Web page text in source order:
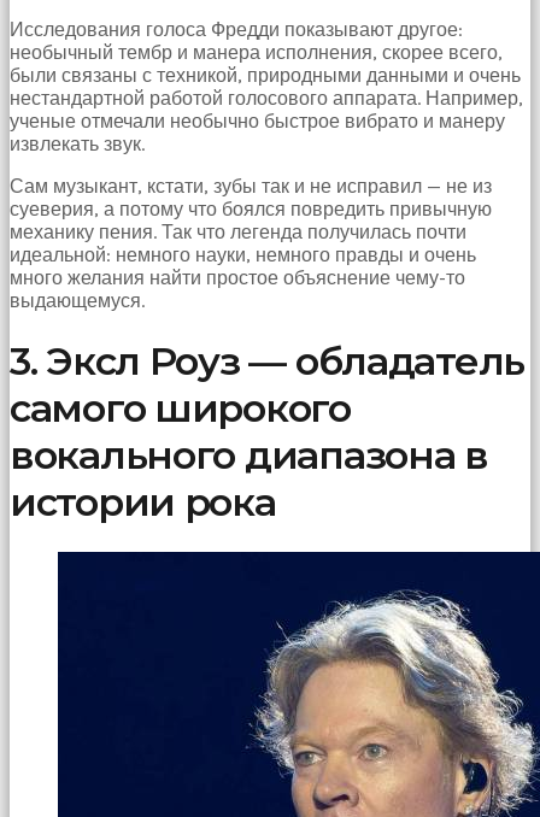
Исследования голоса Фредди показывают другое:
необычный тембр и манера исполнения, скорее всего,
были связаны с техникой, природными данными и очень
нестандартной работой голосового аппарата. Например,
ученые отмечали необычно быстрое вибрато и манеру
извлекать звук.
Сам музыкант, кстати, зубы так и не исправил — не из
суеверия, а потому что боялся повредить привычную
механику пения. Так что легенда получилась почти
идеальной: немного науки, немного правды и очень
много желания найти простое объяснение чему-то
выдающемуся.
3. Эксл Роуз — обладатель
самого широкого
вокального диапазона в
истории рока